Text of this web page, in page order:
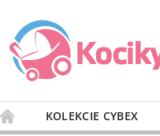
KOLEKCIE CYBEX